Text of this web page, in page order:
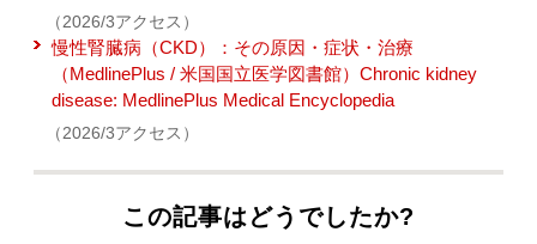
（2026/3アクセス）
慢性腎臓病（CKD）：その原因・症状・治療
（MedlinePlus / 米国国立医学図書館）Chronic kidney
disease: MedlinePlus Medical Encyclopedia
（2026/3アクセス）
この記事はどうでしたか?